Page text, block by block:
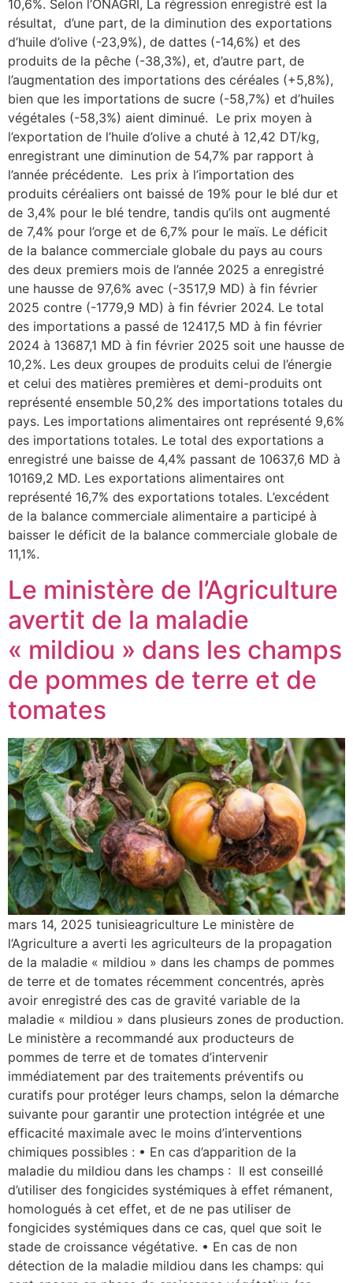
10,6%. Selon l’ONAGRI, La régression enregistré est la
résultat, d’une part, de la diminution des exportations
d’huile d’olive (-23,9%), de dattes (-14,6%) et des
produits de la pêche (-38,3%), et, d’autre part, de
l’augmentation des importations des céréales (+5,8%),
bien que les importations de sucre (-58,7%) et d’huiles
végétales (-58,3%) aient diminué. Le prix moyen à
l’exportation de l’huile d’olive a chuté à 12,42 DT/kg,
enregistrant une diminution de 54,7% par rapport à
l’année précédente. Les prix à l’importation des
produits céréaliers ont baissé de 19% pour le blé dur et
de 3,4% pour le blé tendre, tandis qu’ils ont augmenté
de 7,4% pour l’orge et de 6,7% pour le maïs. Le déficit
de la balance commerciale globale du pays au cours
des deux premiers mois de l’année 2025 a enregistré
une hausse de 97,6% avec (-3517,9 MD) à fin février
2025 contre (-1779,9 MD) à fin février 2024. Le total
des importations a passé de 12417,5 MD à fin février
2024 à 13687,1 MD à fin février 2025 soit une hausse de
10,2%. Les deux groupes de produits celui de l’énergie
et celui des matières premières et demi-produits ont
représenté ensemble 50,2% des importations totales du
pays. Les importations alimentaires ont représenté 9,6%
des importations totales. Le total des exportations a
enregistré une baisse de 4,4% passant de 10637,6 MD à
10169,2 MD. Les exportations alimentaires ont
représenté 16,7% des exportations totales. L’excédent
de la balance commerciale alimentaire a participé à
baisser le déficit de la balance commerciale globale de
11,1%.
Le ministère de l’Agriculture
avertit de la maladie
« mildiou » dans les champs
de pommes de terre et de
tomates
mars 14, 2025 tunisieagriculture Le ministère de
l’Agriculture a averti les agriculteurs de la propagation
de la maladie « mildiou » dans les champs de pommes
de terre et de tomates récemment concentrés, après
avoir enregistré des cas de gravité variable de la
maladie « mildiou » dans plusieurs zones de production.
Le ministère a recommandé aux producteurs de
pommes de terre et de tomates d’intervenir
immédiatement par des traitements préventifs ou
curatifs pour protéger leurs champs, selon la démarche
suivante pour garantir une protection intégrée et une
efficacité maximale avec le moins d’interventions
chimiques possibles : • En cas d’apparition de la
maladie du mildiou dans les champs : Il est conseillé
d’utiliser des fongicides systémiques à effet rémanent,
homologués à cet effet, et de ne pas utiliser de
fongicides systémiques dans ce cas, quel que soit le
stade de croissance végétative. • En cas de non
détection de la maladie mildiou dans les champs: qui